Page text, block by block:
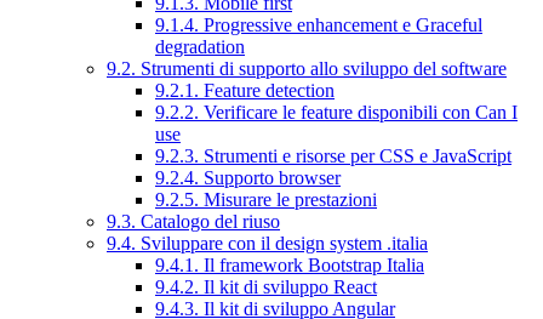
9.1.4. Progressive enhancement e Graceful
degradation
9.2. Strumenti di supporto allo sviluppo del software
9.2.1. Feature detection
9.2.2. Verificare le feature disponibili con Can I
use
9.2.3. Strumenti e risorse per CSS e JavaScript
9.2.4. Supporto browser
9.2.5. Misurare le prestazioni
9.3. Catalogo del riuso
9.4. Sviluppare con il design system .italia
9.4.1. Il framework Bootstrap Italia
9.4.2. Il kit di sviluppo React
9.4.3. Il kit di sviluppo Angular